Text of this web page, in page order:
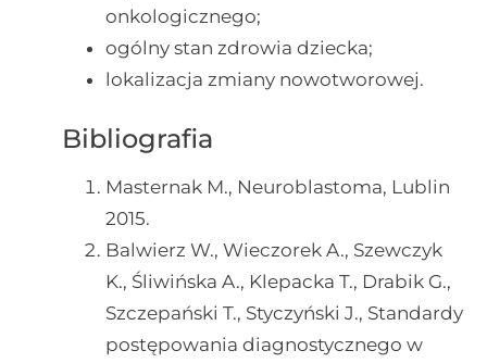
onkologicznego;
ogólny stan zdrowia dziecka;
lokalizacja zmiany nowotworowej.
Bibliografia
Masternak M., Neuroblastoma, Lublin
2015.
Balwierz W., Wieczorek A., Szewczyk
K., Śliwińska A., Klepacka T., Drabik G.,
Szczepański T., Styczyński J., Standardy
postępowania diagnostycznego w